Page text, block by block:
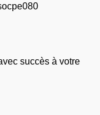
succès à votre